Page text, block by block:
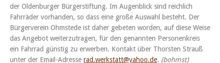
der Oldenburger Bürgerstiftung. Im Augenblick sind reichlich
Fahrräder vorhanden, so dass eine große Auswahl besteht. Der
Bürgerverein Ohmstede ist daher gebeten worden, auf diese Weise
das Angebot weiterzutragen, für den genannten Personenkreis
ein Fahrrad günstig zu erwerben. Kontakt über Thorsten Strauß
unter der Email-Adresse rad.werkstatt@yahoo.de. (bohmst)